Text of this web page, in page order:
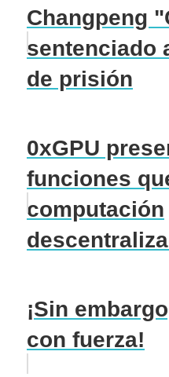
Changpeng
sentenciado
de prisión
0xGPU
funciones
computación
¡Sin
con fuerza!